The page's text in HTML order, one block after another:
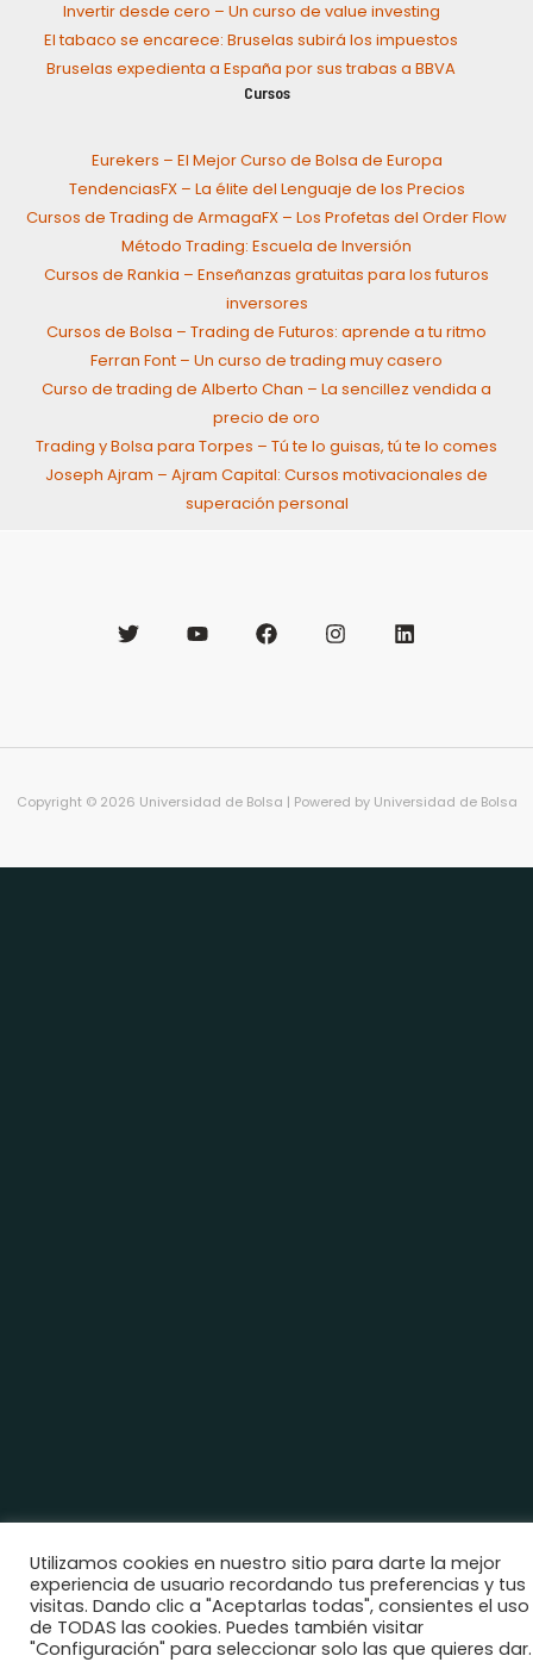
Invertir desde cero – Un curso de value investing
El tabaco se encarece: Bruselas subirá los impuestos
Bruselas expedienta a España por sus trabas a BBVA
Cursos
Eurekers – El Mejor Curso de Bolsa de Europa
TendenciasFX – La élite del Lenguaje de los Precios
Cursos de Trading de ArmagaFX – Los Profetas del Order Flow
Método Trading: Escuela de Inversión
Cursos de Rankia – Enseñanzas gratuitas para los futuros
inversores
Cursos de Bolsa – Trading de Futuros: aprende a tu ritmo
Ferran Font – Un curso de trading muy casero
Curso de trading de Alberto Chan – La sencillez vendida a
precio de oro
Trading y Bolsa para Torpes – Tú te lo guisas, tú te lo comes
Joseph Ajram – Ajram Capital: Cursos motivacionales de
superación personal
Copyright © 2026 Universidad de Bolsa | Powered by Universidad de Bolsa
Utilizamos cookies en nuestro sitio para darte la mejor
experiencia de usuario recordando tus preferencias y tus
visitas. Dando clic a "Aceptarlas todas", consientes el uso
de TODAS las cookies. Puedes también visitar
"Configuración" para seleccionar solo las que quieres dar.